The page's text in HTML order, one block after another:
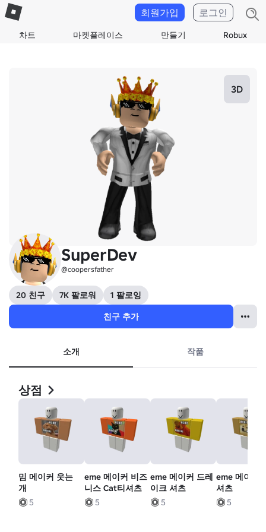
차트 마켓플레이스 만들기 Robux
회원가입 로그인
3D
SuperDev
@coopersfather
20 친구 7K 팔로워
1 팔로잉
친구 추가
소개 작품
상점
밈 메이커 웃는
개
5
eme 메이커 비즈
니스 Cat티셔츠
5
eme 메이커 드레
이크 셔츠
5
eme 메이커
셔츠
5